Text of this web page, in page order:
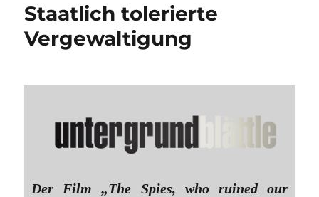
Staatlich tolerierte
Vergewaltigung
Der Film „The Spies, who ruined our